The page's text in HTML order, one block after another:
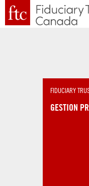
FIDUCIARY
GESTION